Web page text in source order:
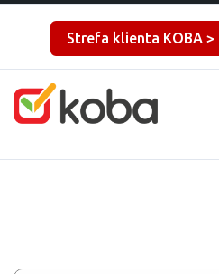
Strefa klienta KOBA >